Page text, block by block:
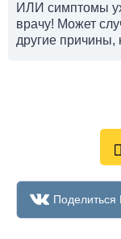
ИЛИ симптомы
врачу! Может
другие причины,